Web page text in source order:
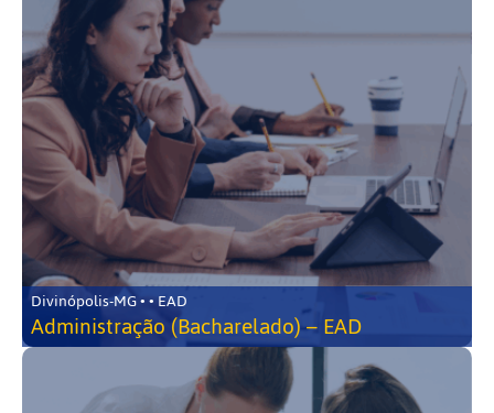
Divinópolis-MG • • EAD
Administração (Bacharelado) – EAD